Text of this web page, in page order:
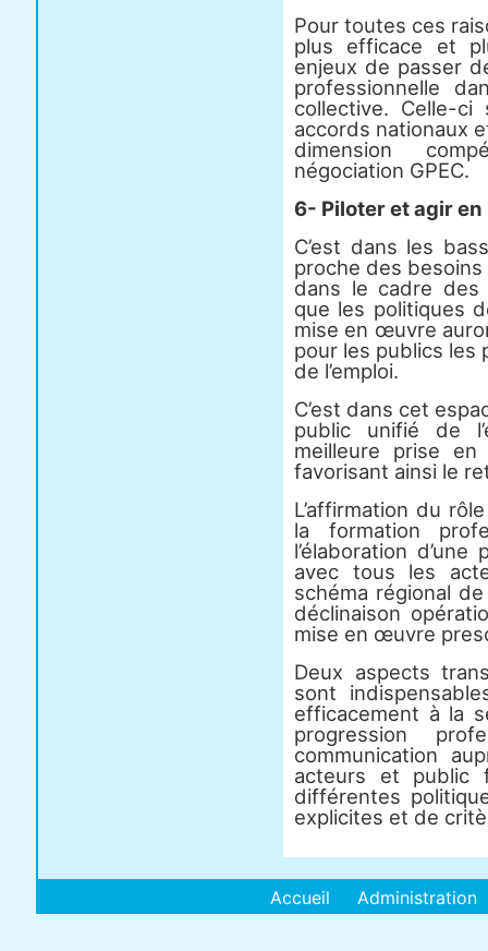
Pour toutes ces
plus efficace et
enjeux de passer
professionnelle
collective. Celle-ci
accords nationaux
dimension
négociation GPEC.
6- Piloter et agir
C’est dans les
proche des
dans le cadre des
que les politiques
mise en œuvre
pour les publics les
de l’emploi.
C’est dans cet
public unifié de
meilleure prise
favorisant ainsi le
L’affirmation du
la formation
l’élaboration
avec tous les
schéma régional
déclinaison
mise en œuvre
Deux aspects
sont
efficacement à la
progression
communication
acteurs et public
différentes
explicites et de
Accueil Administration